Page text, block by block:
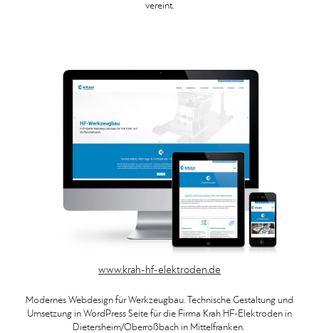
vereint.
www.krah-hf-elektroden.de
Modernes Webdesign für Werkzeugbau. Technische Gestaltung und
Umsetzung in WordPress Seite für die Firma Krah HF-Elektroden in
Dietersheim/Oberroßbach in Mittelfranken.